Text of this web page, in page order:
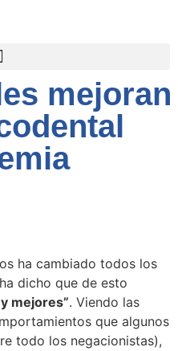
mejoran
ha cambiado todos los
dicho que de esto
mejores”. Viendo las
que algunos
todo los negacionistas),